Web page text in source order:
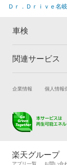
Ｄｒ．Ｄｒｉｖｅ名
車検
トップ
車検の基礎知識
関連サービス
試乗・商談
キズ修理予約
メンテナンス管理
タイヤ交換サービス
企業情報 個人情報
楽天グループ